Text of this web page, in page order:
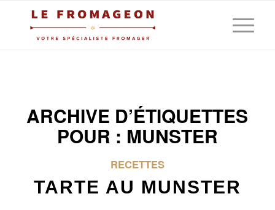
ARCHIVE D’ÉTIQUETTES
POUR : MUNSTER
RECETTES
TARTE AU MUNSTER